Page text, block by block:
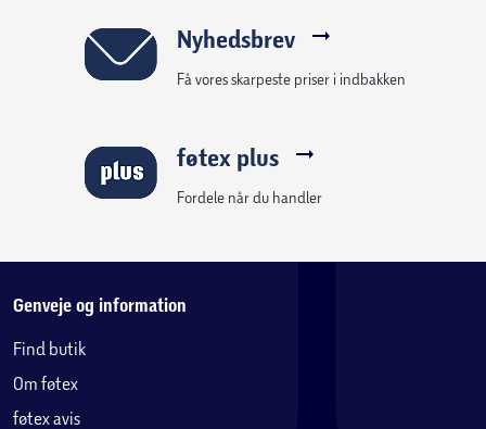
- 1 USB-ladekabel
- 1 håndledsstrop
- brugsanvisning
Nyhedsbrev
Få vores skarpeste priser i indbakken
føtex plus
Fordele når du handler
Genveje og information
Find butik
Om føtex
føtex avis